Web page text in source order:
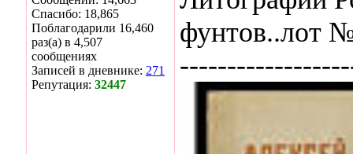
Спасибо: 18,865
Поблагодарили 16,460
раз(а) в 4,507
сообщениях
Записей в дневнике: 271
Репутация: 32447
фунтов..лот